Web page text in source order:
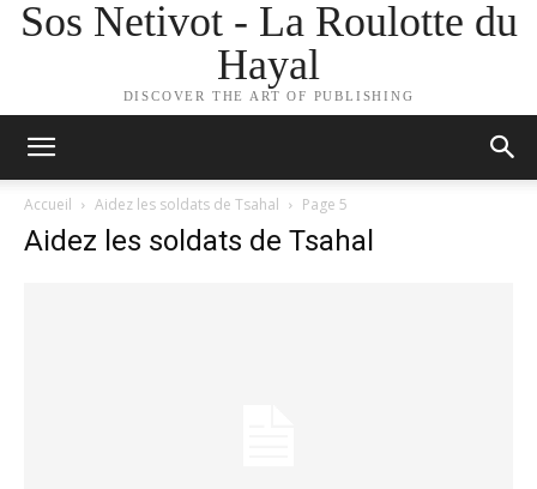
Sos Netivot - La Roulotte du
Hayal
DISCOVER THE ART OF PUBLISHING
Accueil Aidez les soldats de Tsahal Page 5
Aidez les soldats de Tsahal